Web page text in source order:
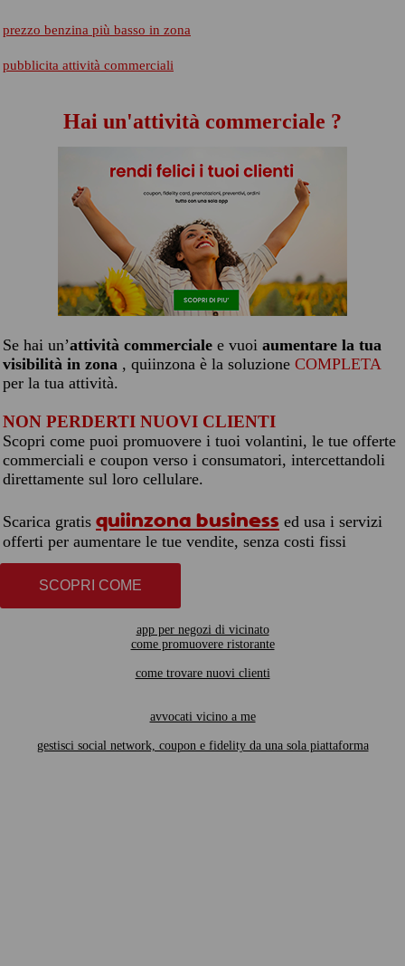
prezzo benzina più basso in zona
pubblicita attività commerciali
Hai un'attività commerciale ?
Se hai un’attività commerciale e vuoi aumentare la tua
visibilità in zona , quiinzona è la soluzione COMPLETA
per la tua attività.
NON PERDERTI NUOVI CLIENTI
Scopri come puoi promuovere i tuoi volantini, le tue offerte
commerciali e coupon verso i consumatori, intercettandoli
direttamente sul loro cellulare.
Scarica gratis quiinzona business ed usa i servizi
offerti per aumentare le tue vendite, senza costi fissi
SCOPRI COME
app per negozi di vicinato
come promuovere ristorante
come trovare nuovi clienti
avvocati vicino a me
gestisci social network, coupon e fidelity da una sola piattaforma